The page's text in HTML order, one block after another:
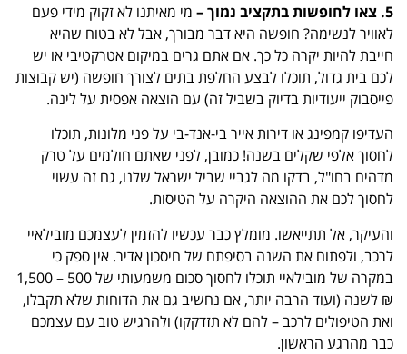
5. צאו לחופשות בתקציב נמוך –
מי מאיתנו לא זקוק מידי פעם
לאוויר לנשימה? חופשה היא דבר מבורך, אבל לא בטוח שהיא
חייבת להיות יקרה כל כך. אם אתם גרים במיקום אטרקטיבי או יש
לכם בית גדול, תוכלו לבצע החלפת בתים לצורך חופשה (יש קבוצות
פייסבוק ייעודיות בדיוק בשביל זה) עם הוצאה אפסית על לינה.
העדיפו קמפינג או דירות אייר בי-אנד-בי על פני מלונות, תוכלו
לחסוך אלפי שקלים בשנה! כמובן, לפני שאתם חולמים על טרק
מדהים בחו"ל, בדקו מה לגביי שביל ישראל שלנו, גם זה עשוי
לחסוך לכם את ההוצאה היקרה על הטיסות.
והעיקר, אל תתייאשו. מומלץ כבר עכשיו להזמין לעצמכם מובילאיי
לרכב, ולפתוח את השנה בסיפתח של חיסכון אדיר. אין ספק כי
במקרה של מובילאיי תוכלו לחסוך סכום משמעותי של 500 – 1,500
₪ לשנה (ועוד הרבה יותר, אם נחשיב גם את הדוחות שלא תקבלו,
ואת הטיפולים לרכב – להם לא תזדקקו) ולהרגיש טוב עם עצמכם
כבר מהרגע הראשון.